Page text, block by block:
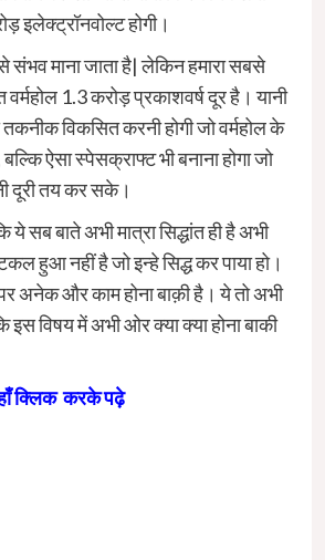
इलेक्ट्रॉनवोल्ट होगी।
संभव माना जाता है| लेकिन हमारा सबसे
1.3 करोड़ प्रकाशवर्ष दूर है। यानी
विकसित करनी होगी जो वर्महोल के
ऐसा स्पेसक्राफ्ट भी बनाना होगा जो
दूरी तय कर सके।
सब बाते अभी मात्रा सिद्धांत ही है अभी
हुआ नहीं है जो इन्हे सिद्ध कर पाया हो।
अनेक और काम होना बाक़ी है। ये तो अभी
इस विषय में अभी ओर क्या क्या होना बाकी
क्लिक करके पढ़े